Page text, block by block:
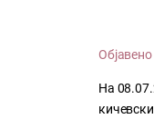
На